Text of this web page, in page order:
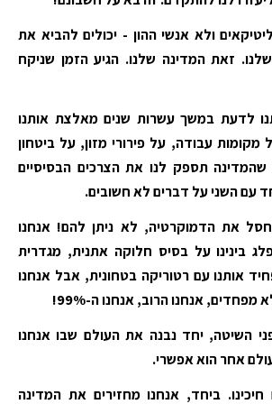
ולא אנשי ההון - יכולים להביא את
זאת המדינה שלנו. הגיע הזמן שניקח
לדעת במשך עשרות שנים מאלצת אותנו
עבודה, על פירורי מזון, על ביטחון
שהמדינה תספק לנו את הצרכים הבסיסיים
עם השני על דברים לא חשובים.
את הדמוקרטיה, לא ניתן להם! אנחנו
בינינו על בסיס חלוקה אתנית, מגדרית
אותנו עם רטוריקה בטחונית, אבל אנחנו
אנחנו הרוב, אנחנו ה-99%!
השיטה, יחד נבנה את העולם שבו אנחנו
אחר הוא אפשרי.
ביחד, אנחנו מחזירים את המדינה